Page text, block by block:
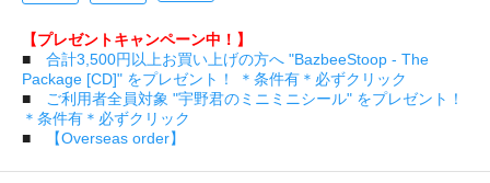
【プレゼントキャンペーン中！】
■ 合計3,500円以上お買い上げの方へ "BazbeeStoop - The
Package [CD]" をプレゼント！ ＊条件有＊必ずクリック
■
ご利用者全員対象 "宇野君のミニミニシール" をプレゼント！
＊条件有＊必ずクリック
■
【Overseas order】